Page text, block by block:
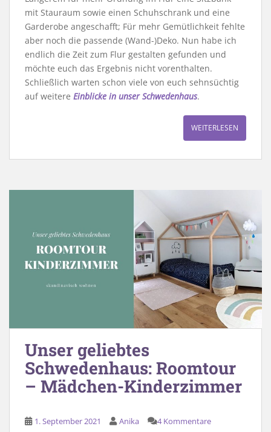
mit Stauraum sowie einen Schuhschrank und eine
Garderobe angeschafft; Für mehr Gemütlichkeit fehlte
aber noch die passende (Wand-)Deko. Nun habe ich
endlich die Zeit zum Flur gestalten gefunden und
möchte euch das Ergebnis nicht vorenthalten.
Schließlich warten schon viele von euch sehnsüchtig
auf weitere Einblicke in unser Schwedenhaus.
WEITERLESEN
Unser geliebtes
Schwedenhaus: Roomtour
– Mädchen-Kinderzimmer
1. September 2021 Anika 4 Kommentare